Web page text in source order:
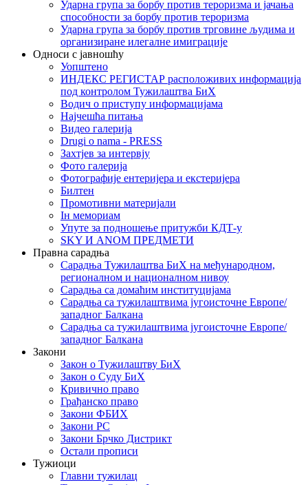
Ударна група за борбу против тероризма и јачања
способности за борбу против тероризма
Ударна група за борбу против трговине људима и
организиране илегалне имиграције
Односи с јавношћу
Уопштено
ИНДЕКС РЕГИСТАР расположивих информација
под контролом Тужилаштва БиХ
Водич о приступу информацијама
Најчешћа питања
Видео галерија
Drugi o nama - PRESS
Захтјев за интервју
Фото галерија
Фотографије ентеријера и екстеријера
Билтен
Промотивни материјали
Iн мемориам
Упуте за подношење притужби КДТ-у
SKY И ANOM ПРЕДМЕТИ
Правна сарадња
Сарадња Тужилаштва БиХ на међународном,
регионалном и националном нивоу
Сарадња са домаћим институцијама
Сарадња са тужилаштвима југоисточне Европе/
западног Балкана
Сарадња са тужилаштвима југоисточне Европе/
западног Балкана
Закони
Закон о Тужилаштву БиХ
Закон о Суду БиХ
Кривично право
Грађанско право
Закони ФБИХ
Закони РС
Закони Брчко Дистрикт
Остали прописи
Тужиоци
Главни тужилац